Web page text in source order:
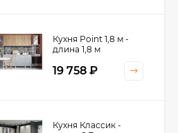
Кухня Point 1,8 м -
длина 1,8 м
19 758 ₽
Кухня Классик -
Кухня Принцесса -
длина 2,4 м
38 767₽
Кухня Оптима - длина